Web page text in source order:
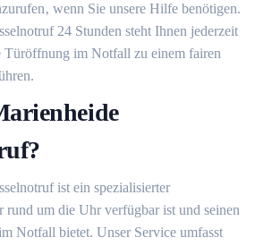
wenn Sie unsere Hilfe benötigen.​
24 Stunden steht Ihnen jederzeit
Türöffnung im Notfall zu einem fairen
ist ein spezialisierter
rund um die Uhr verfügbar ist und seinen
Notfall bietet. Unser Service umfasst